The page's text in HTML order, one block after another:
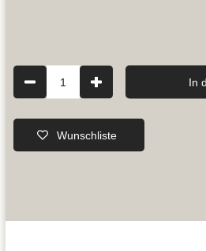
1 In
Wunschliste